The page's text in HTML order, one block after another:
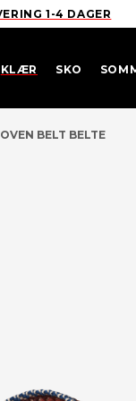
1-4 DAGER
KLÆR SKO
BELT BELTE